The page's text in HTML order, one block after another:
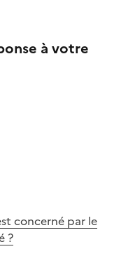
à votre
concerné par le
?